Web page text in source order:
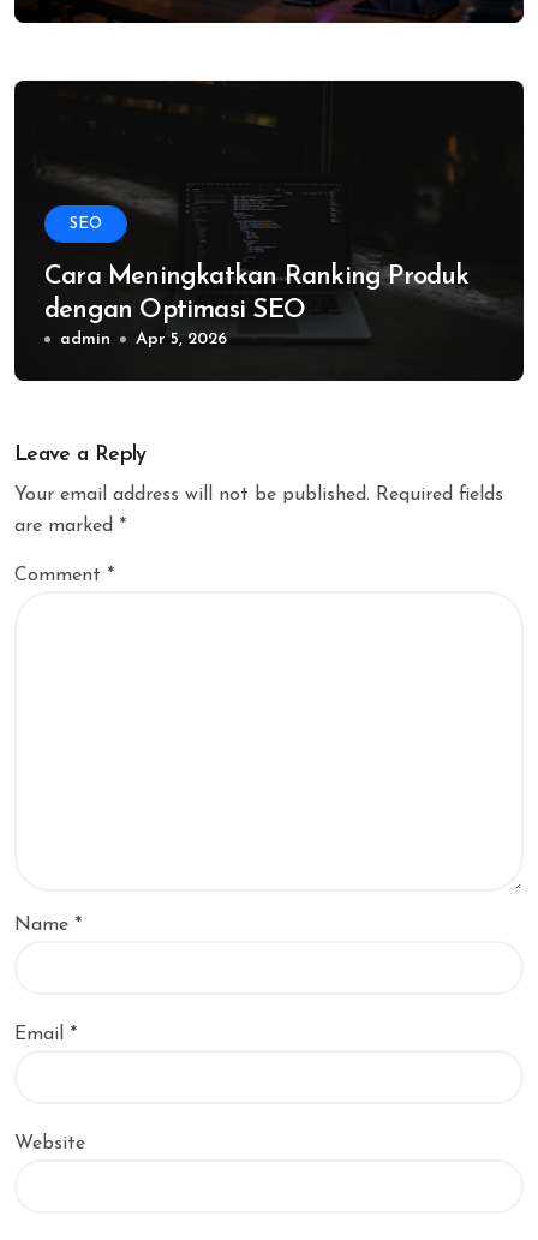
SEO
Cara Meningkatkan Ranking Produk
dengan Optimasi SEO
admin Apr 5, 2026
Leave a Reply
Your email address will not be published. Required fields
are marked *
Comment *
Name *
Email *
Website